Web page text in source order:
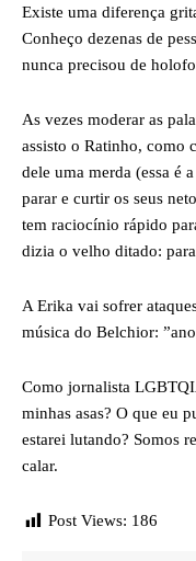
Existe uma diferença
Conheço dezenas de
nunca precisou de
As vezes moderar as
assisto o Ratinho, como
dele uma merda (essa é
parar e curtir os seus
tem raciocínio rápido
dizia o velho ditado:
A Erika vai sofrer
música do Belchior:
Como jornalista
minhas asas? O que eu
estarei lutando? Somos
calar.
Post Views: 186